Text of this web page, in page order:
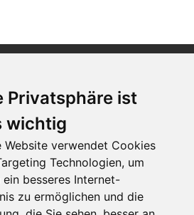
Privatsphäre ist
wichtig
Website verwendet Cookies
Technologien, um
ein besseres Internet-
zu ermöglichen und die